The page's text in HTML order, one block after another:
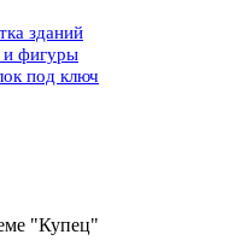
зданий
и фигуры
под ключ
"Купец"